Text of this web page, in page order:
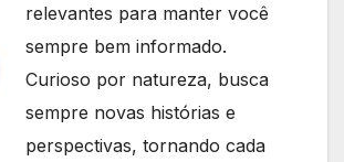
relevantes para manter você
sempre bem informado.
Curioso por natureza, busca
sempre novas histórias e
perspectivas, tornando cada